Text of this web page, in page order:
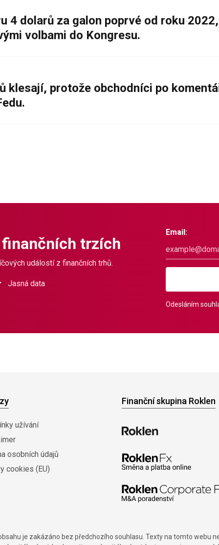
4 dolarů za galon poprvé od roku
volbami do Kongresu.
klesají, protože obchodníci po
finančních trzích
událostí z finančních trhů.
Jasná data
Email:
Odesláním
užívání
osobních údajů
cookies (EU)
Finanční skupina Roklen
je zakázáno bez předchozího souhlasu. Texty na tomto webu